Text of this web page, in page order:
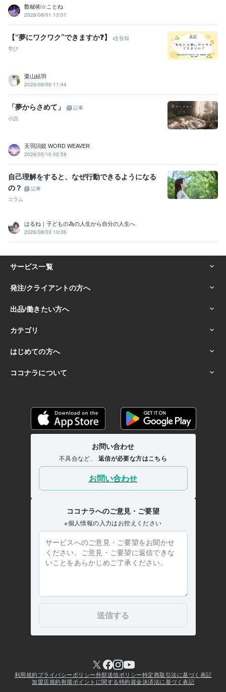
数秘術☆ことね
2026/08/01 13:07
【“夢にワクワク”できますか❓】
告知
学び
栗山結羽
2026/08/06 11:44
「夢からさめて」
記事
小説
天羽詞鏡 WORD WEAVER
2026/05/10 02:59
自己理解をすると、なぜ行動できるようになる
の？
記事
コラム
はるね｜子どもの為の人生から自分の人生へ
2026/08/03 10:06